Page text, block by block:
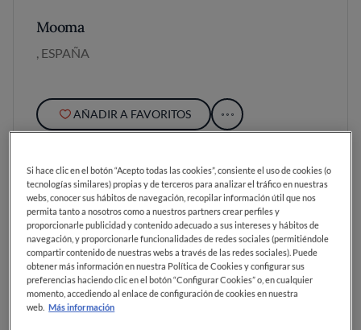
Mooma
, ESPAÑA
AÑADIR A FAVORITOS
Si hace clic en el botón “Acepto todas las cookies”, consiente el uso de cookies (o
tecnologías similares) propias y de terceros para analizar el tráfico en nuestras
webs, conocer sus hábitos de navegación, recopilar información útil que nos
permita tanto a nosotros como a nuestros partners crear perfiles y
proporcionarle publicidad y contenido adecuado a sus intereses y hábitos de
navegación, y proporcionarle funcionalidades de redes sociales (permitiéndole
compartir contenido de nuestras webs a través de las redes sociales). Puede
obtener más información en nuestra Política de Cookies y configurar sus
preferencias haciendo clic en el botón “Configurar Cookies” o, en cualquier
momento, accediendo al enlace de configuración de cookies en nuestra
web. Más información